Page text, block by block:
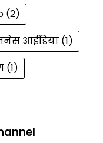
(2)
आईडिया(1)
(1)